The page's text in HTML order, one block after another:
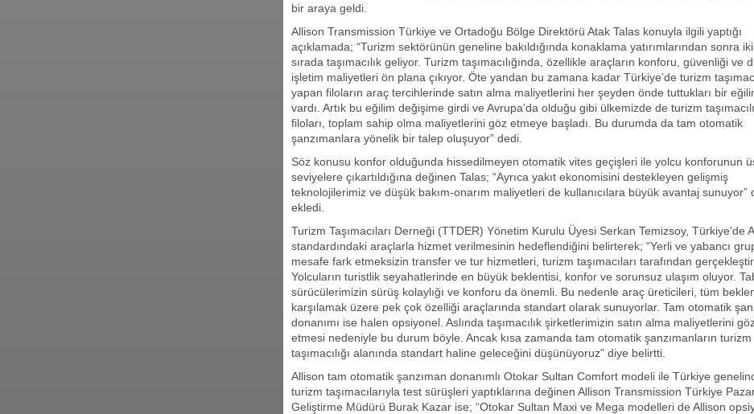
bir araya geldi.
Allison Transmission Türkiye ve Ortadoğu Bölge Direktörü Atak Talas konuyla ilgili yaptığı
açıklamada; “Turizm sektörünün geneline bakıldığında konaklama yatırımlarından sonra
sırada taşımacılık geliyor. Turizm taşımacılığında, özellikle araçların konforu, güvenliği ve
işletim maliyetleri ön plana çıkıyor. Öte yandan bu zamana kadar Türkiye’de turizm
yapan filoların araç tercihlerinde satın alma maliyetlerini her şeyden önde tuttukları bir
vardı. Artık bu eğilim değişime girdi ve Avrupa’da olduğu gibi ülkemizde de turizm
filoları, toplam sahip olma maliyetlerini göz etmeye başladı. Bu durumda da tam otomatik
şanzımanlara yönelik bir talep oluşuyor” dedi.
Söz konusu konfor olduğunda hissedilmeyen otomatik vites geçişleri ile yolcu konforunun
seviyelere çıkartıldığına değinen Talas; “Ayrıca yakıt ekonomisini destekleyen gelişmiş
teknolojilerimiz ve düşük bakım-onarım maliyetleri de kullanıcılara büyük avantaj sunuyor”
ekledi.
Turizm Taşımacıları Derneği (TTDER) Yönetim Kurulu Üyesi Serkan Temizsoy, Türkiye’de
standardındaki araçlarla hizmet verilmesinin hedeflendiğini belirterek; “Yerli ve yabancı
mesafe fark etmeksizin transfer ve tur hizmetleri, turizm taşımacıları tarafından
Yolcuların turistlik seyahatlerinde en büyük beklentisi, konfor ve sorunsuz ulaşım oluyor.
sürücülerimizin sürüş kolaylığı ve konforu da önemli. Bu nedenle araç üreticileri, tüm
karşılamak üzere pek çok özelliği araçlarında standart olarak sunuyorlar. Tam otomatik
donanımı ise halen opsiyonel. Aslında taşımacılık şirketlerimizin satın alma maliyetlerini
etmesi nedeniyle bu durum böyle. Ancak kısa zamanda tam otomatik şanzımanların turizm
taşımacılığı alanında standart haline geleceğini düşünüyoruz” diye belirtti.
Allison tam otomatik şanzıman donanımlı Otokar Sultan Comfort modeli ile Türkiye
turizm taşımacılarıyla test sürüşleri yaptıklarına değinen Allison Transmission Türkiye
Geliştirme Müdürü Burak Kazar ise; “Otokar Sultan Maxi ve Mega modelleri de Allison